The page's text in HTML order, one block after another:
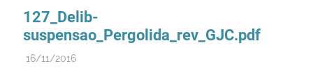
127_Delib-
suspensao_Pergolida_rev_GJC.pdf
16/11/2016